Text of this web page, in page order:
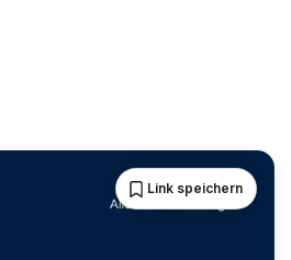
Link speichern